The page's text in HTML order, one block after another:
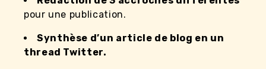
pour une publication.
Synthèse d’un article de blog en un
thread Twitter.